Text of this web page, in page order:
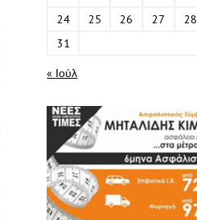
24
25 26 27 28
31
« Ιούλ